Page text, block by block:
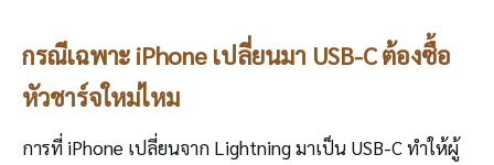
กรณีเฉพาะ iPhone เปลี่ยนมา USB-C ต้องซื้อ
หัวชาร์จใหม่ไหม
การที่ iPhone เปลี่ยนจาก Lightning มาเป็น USB-C ทำให้ผู้